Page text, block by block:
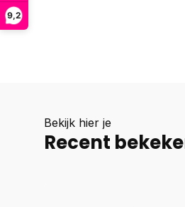
9,2
Bekijk hier je
Recent